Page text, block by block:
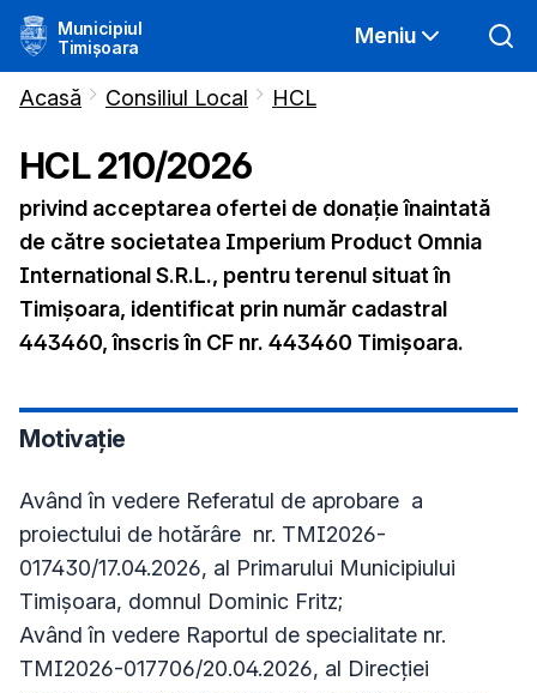
Municipiul
Timișoara
Meniu
Acasă Consiliul Local HCL
HCL210/2026
privind acceptarea ofertei de donație înaintată
de către societatea Imperium Product Omnia
International S.R.L., pentru terenul situat în
Timișoara, identificat prin număr cadastral
443460, înscris în CF nr. 443460 Timișoara.
Motivație
Având în vedere Referatul de aprobare a
proiectului de hotărâre nr. TMI2026-
017430/17.04.2026, al Primarului Municipiului
Timişoara, domnul Dominic Fritz;
Având în vedere Raportul de specialitate nr.
TMI2026-017706/20.04.2026, al Direcției